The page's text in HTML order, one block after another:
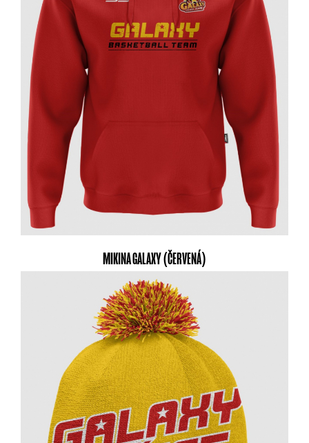
MIKINA GALAXY (ČERVENÁ)